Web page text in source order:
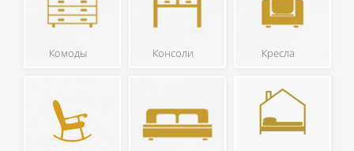
Комоды Консоли Кресла